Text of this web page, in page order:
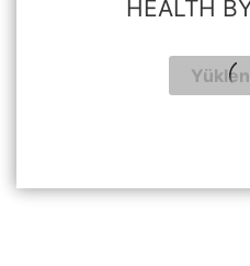
HEALTH